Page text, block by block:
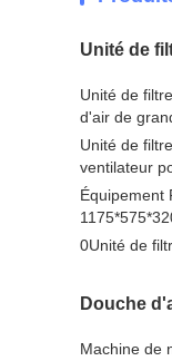
Unité de
Unité de
d'air de
Unité de
ventilateur
Équipement
0Unité de
Douche
Machine de